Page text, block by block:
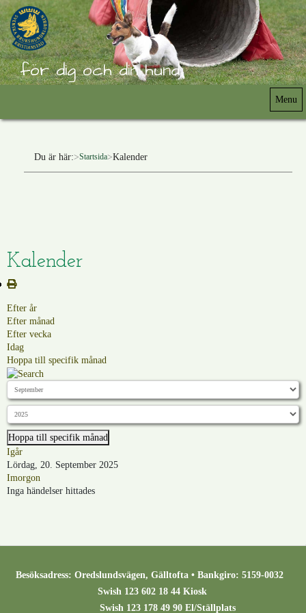
för dig och din hund
Menu
Du är här: Startsida Kalender
Kalender
Efter år
Efter månad
Efter vecka
Idag
Hoppa till specifik månad
Hoppa till specifik månad
Igår
Lördag, 20. September 2025
Imorgon
Inga händelser hittades
Besöksadress: Oredslundsvägen, Gälltofta • Bankgiro: 5159-0032
Swish 123 602 18 44 Kiosk
Swish 123 178 49 90 El/Ställplats